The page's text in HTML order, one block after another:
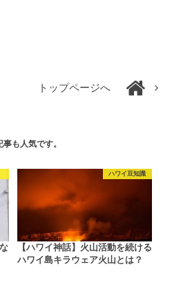
トップページへ
も人気です。
ハワイ豆知識
【ハワイ神話】火山活動を続ける
ハワイ島キラウェア火山とは？